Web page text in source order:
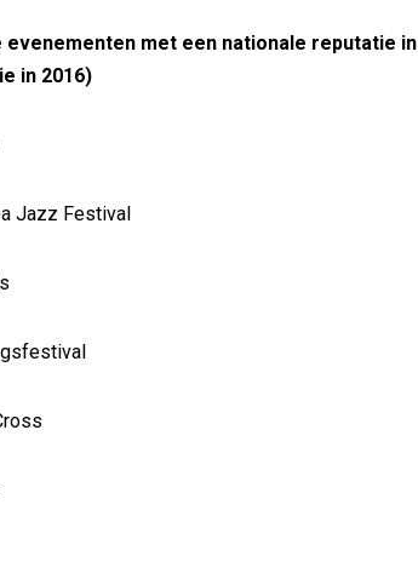
met een nationale reputatie in
in 2016)
Jazz Festival